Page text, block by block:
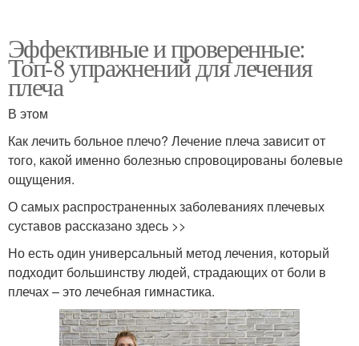
Эффективные и проверенные:
Топ-8 упражнений для лечения
плеча
В этом
Как лечить больное плечо? Лечение плеча зависит от
того, какой именно болезнью спровоцированы болевые
ощущения.
О самых распространенных заболеваниях плечевых
суставов рассказано здесь >>
Но есть один универсальный метод лечения, который
подходит большинству людей, страдающих от боли в
плечах – это лечебная гимнастика.